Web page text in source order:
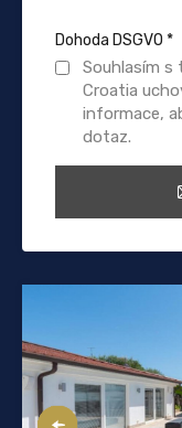
Dohoda DSGVO *
Souhlasím s
Croatia
informace,
dotaz.